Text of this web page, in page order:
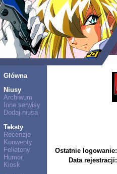
Główna
Niusy
Archiwum
Inne serwisy
Dodaj niusa
Teksty
Recenzje
Konwenty
Felietony
Humor
Kiosk
Ostatnie logowanie:
Data rejestracji: